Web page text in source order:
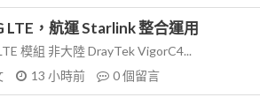
LTE，航運 Starlink 整合運用
模組 非大陸 DrayTek VigorC4...
13 小時前 0個留言